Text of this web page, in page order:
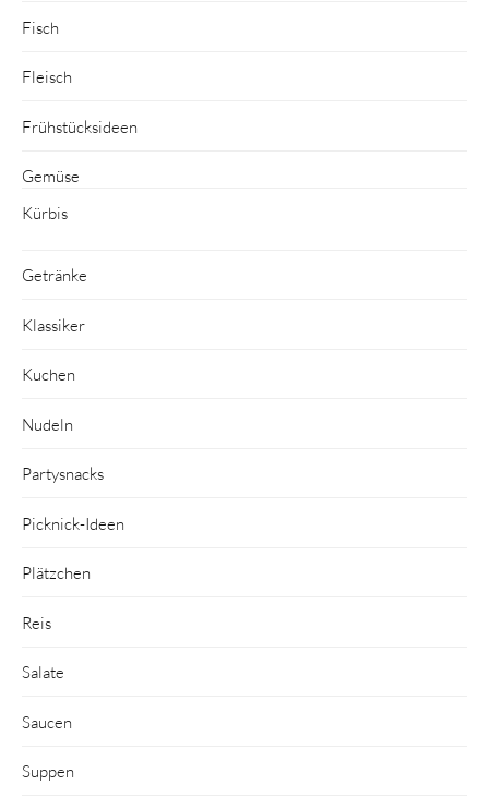
Fisch
Fleisch
Frühstücksideen
Gemüse
Kürbis
Getränke
Klassiker
Kuchen
Nudeln
Partysnacks
Picknick-Ideen
Plätzchen
Reis
Salate
Saucen
Suppen